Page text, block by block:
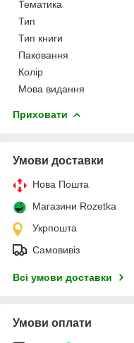
Тематика
Тип
Тип книги
Паковання
Колір
Мова видання
Приховати
Умови доставки
Нова Пошта
Магазини Rozetka
Укрпошта
Самовивіз
Всі умови доставки
Умови оплати